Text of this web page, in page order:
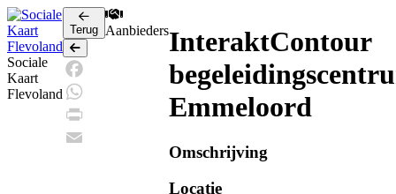
Sociale
Kaart
Flevoland
Terug
Terug
Facebook
WhatsApp
Print
AanbiedersInteraktContour
Emmeloord
Omschrijving
Locatie